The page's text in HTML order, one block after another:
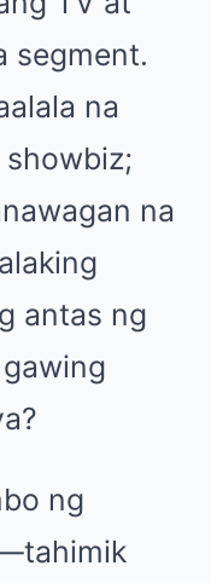
segment.
na
showbiz;
na
antas ng
ng